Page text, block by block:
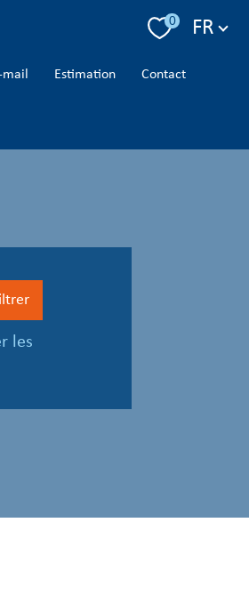
0 FR
mail estimation contact